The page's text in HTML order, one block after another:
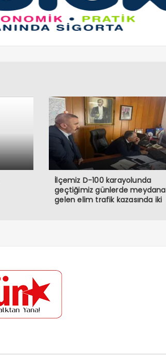
İlçemiz D-100 karayolunda
geçtiğimiz günlerde meydana
gelen elim trafik kazasında iki